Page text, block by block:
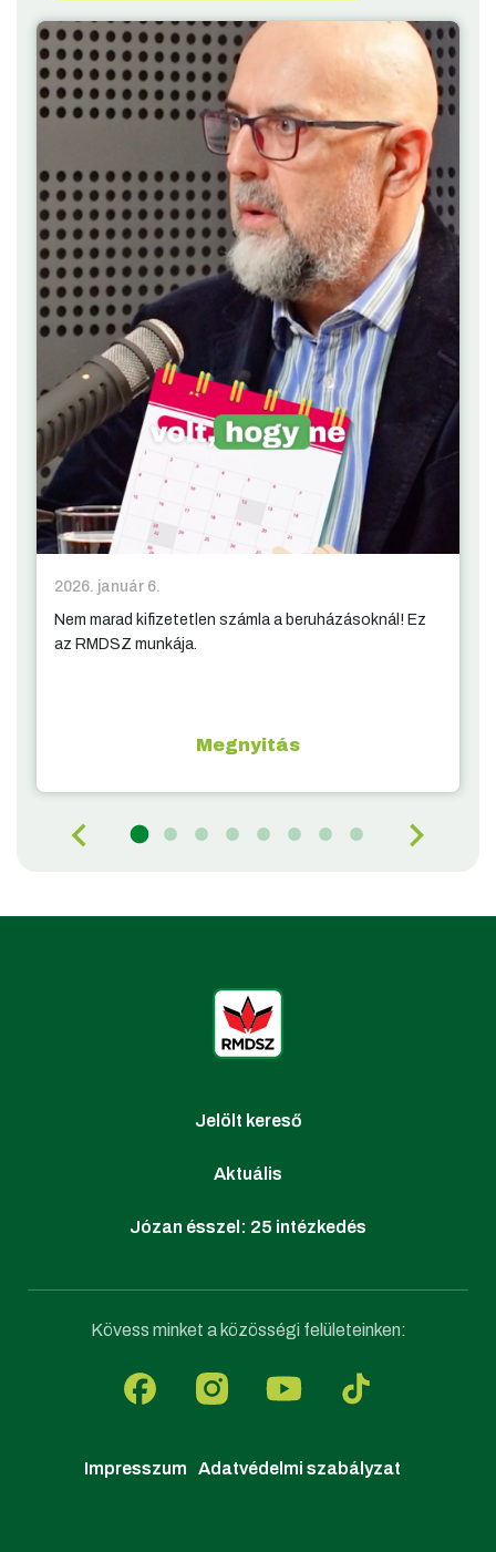
2026. január 6.
Nem marad kifizetetlen számla a beruházásoknál! Ez
az RMDSZ munkája.
Megnyitás
Jelölt kereső
Aktuális
Józan ésszel: 25 intézkedés
Kövess minket a közösségi felületeinken:
Impresszum Adatvédelmi szabályzat